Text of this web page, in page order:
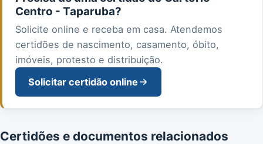
Centro - Taparuba?
Solicite online e receba em casa. Atendemos
certidões de nascimento, casamento, óbito,
imóveis, protesto e distribuição.
Solicitar certidão online
Certidões e documentos relacionados